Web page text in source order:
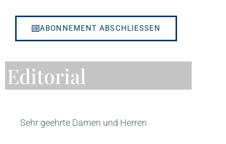
ABONNEMENT ABSCHLIESSEN
Editorial
Sehr geehrte Damen und Herren